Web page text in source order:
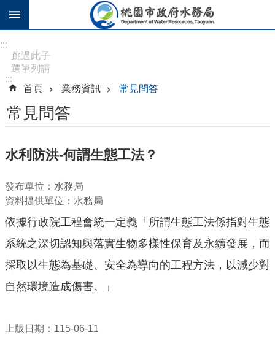
跳到主要內容區塊
階
搜
尋
息
告
識
水
機
訊
:::
跳過此子
選單列請
[Enter]，
繼續則按
[Tab]
:::
首頁
業務資訊 常見問答
常見問答
水利防洪-何謂生態工法？
發布單位：水務局
資料提供單位：水務局
依據行政院工程會統一定義「所謂生態工法係指對生態
系統之深切認知與落實生物多樣性保育及永續發展，而
採取以生態為基礎、安全為導向的工程方法，以減少對
自然環境造成傷害。」
上版日期：115-06-11